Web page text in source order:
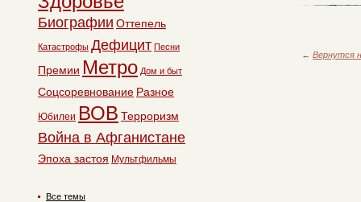
← Вернутся
Биографии Оттепель
Катастрофы Дефицит Песни
Премии Метро Дом и быт
Соцсоревнование Разное
Юбилеи ВОВ Терроризм
Война в Афганистане
Эпоха застоя Мультфильмы
Все темы